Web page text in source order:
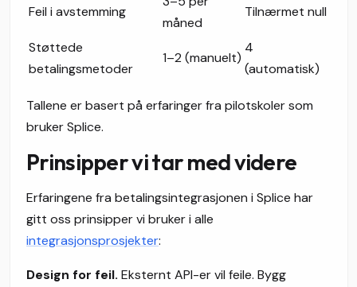
Feil i avstemming
måned
Tilnærmet null
Støttede
betalingsmetoder
1–2 (manuelt)
4
(automatisk)
Tallene er basert på erfaringer fra pilotskoler som
bruker Splice.
Prinsipper vi tar med videre
Erfaringene fra betalingsintegrasjonen i Splice har
gitt oss prinsipper vi bruker i alle
integrasjonsprosjekter:
Design for feil. Eksternt API-er vil feile. Bygg